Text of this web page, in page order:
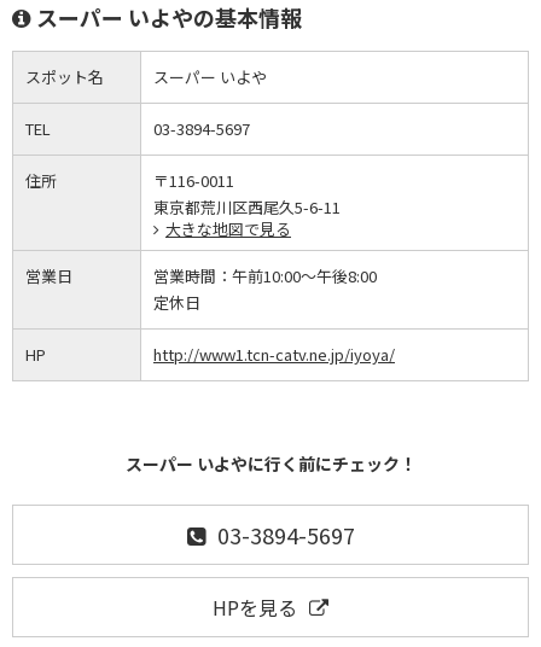
スーパー いよやの基本情報
スポット名 スーパー いよや
TEL 03-3894-5697
住所
〒116-0011
東京都荒川区西尾久5-6-11
大きな地図で見る
営業日 営業時間： 午前10:00～午後8:00
定休日
HP http://www1.tcn-catv.ne.jp/iyoya/
スーパー いよやに行く前にチェック！
03-3894-5697
HPを見る